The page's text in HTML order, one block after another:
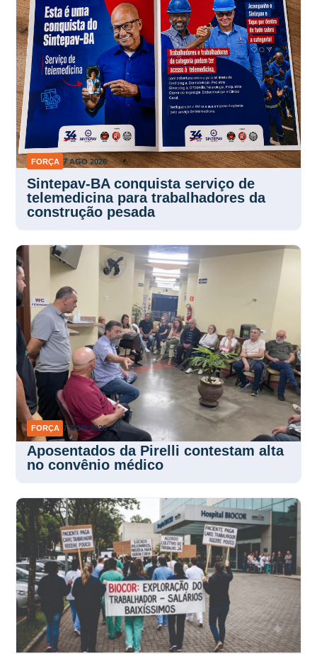
FORÇA 7 AGO 2026
Sintepav-BA conquista serviço de
telemedicina para trabalhadores da
construção pesada
FORÇA 7 AGO 2026
Aposentados da Pirelli contestam alta
no convênio médico